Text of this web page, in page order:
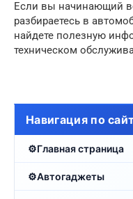
Если вы начинающий
разбираетесь в
найдете полезную
техническом
Навигация по
Главная страница
Автогаджеты